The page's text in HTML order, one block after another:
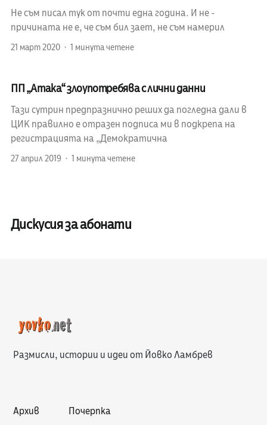
Не съм писал тук от почти една година. И не -
причината не е, че съм бил зает, не съм намерил
21 март 2020 1 минута четене
ПП „Атака“ злоупотребява с лични данни
Тази сутрин предпразнично реших да погледна дали в
ЦИК правилно е отразен подписа ми в подкрепа на
регистрацията на „Демократична
27 април 2019 1 минута четене
Дискусия за абонати
Размисли, истории и идеи от Йовко Ламбрев
Архив Почерпка